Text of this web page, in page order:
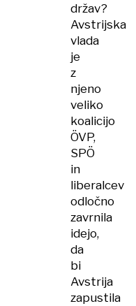
držav?
Avstrijska
vlada
je
z
njeno
veliko
koalicijo
ÖVP,
SPÖ
in
liberalcev
odločno
zavrnila
idejo,
da
bi
Avstrija
zapustila